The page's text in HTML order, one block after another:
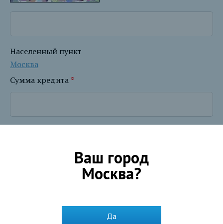
Населенный пункт
Москва
Сумма кредита *
Текущие потребности
Ваш город
Москва?
Да